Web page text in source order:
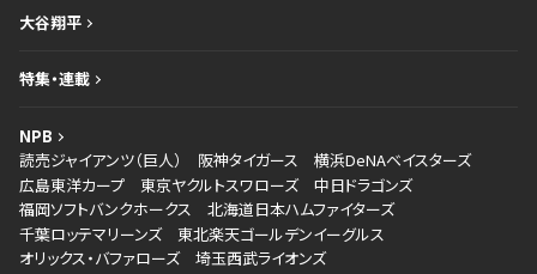
大谷翔平
特集・連載
NPB
読売ジャイアンツ（巨人）
阪神タイガース
横浜DeNAベイスターズ
広島東洋カープ
東京ヤクルトスワローズ
中日ドラゴンズ
福岡ソフトバンクホークス
北海道日本ハムファイターズ
千葉ロッテマリーンズ
東北楽天ゴールデンイーグルス
オリックス・バファローズ
埼玉西武ライオンズ